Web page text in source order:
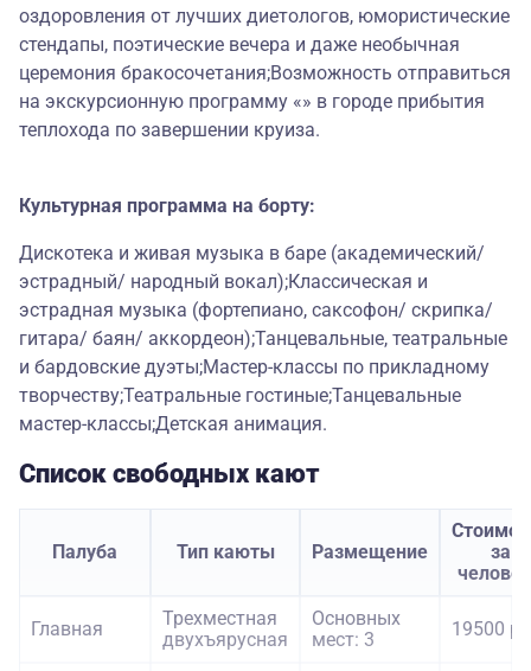
оздоровления от лучших диетологов, юмористические
стендапы, поэтические вечера и даже необычная
церемония бракосочетания;Возможность отправиться
на экскурсионную программу «» в городе прибытия
теплохода по завершении круиза.
Культурная программа на борту:
Дискотека и живая музыка в баре (академический/
эстрадный/ народный вокал);Классическая и
эстрадная музыка (фортепиано, саксофон/ скрипка/
гитара/ баян/ аккордеон);Танцевальные, театральные
и бардовские дуэты;Мастер-классы по прикладному
творчеству;Театральные гостиные;Танцевальные
мастер-классы;Детская анимация.
Список свободных кают
Палуба Тип каюты Размещение
за
Главная
Трехместная
двухъярусная
Основных
мест: 3
19500